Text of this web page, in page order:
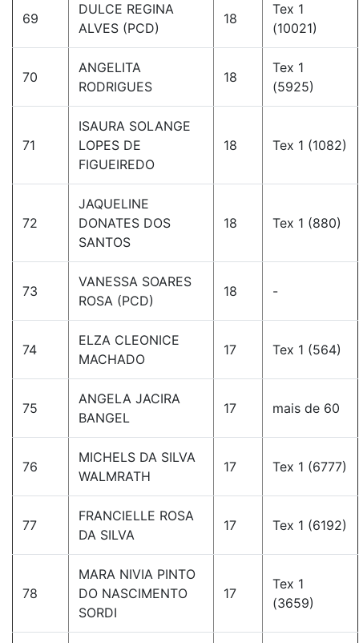
69
DULCE REGINA
ALVES (PCD)
18
Tex 1
(10021)
70
ANGELITA
RODRIGUES
18
Tex 1
(5925)
71
ISAURA SOLANGE
LOPES DE
FIGUEIREDO
18 Tex 1 (1082)
72
JAQUELINE
DONATES DOS
SANTOS
18 Tex 1 (880)
73
VANESSA SOARES
ROSA (PCD)
18 -
74
ELZA CLEONICE
MACHADO
17 Tex 1 (564)
75
ANGELA JACIRA
BANGEL
17 mais de 60
76
MICHELS DA SILVA
WALMRATH
17 Tex 1 (6777)
77
FRANCIELLE ROSA
DA SILVA
17 Tex 1 (6192)
78
MARA NIVIA PINTO
DO NASCIMENTO
SORDI
17
Tex 1
(3659)